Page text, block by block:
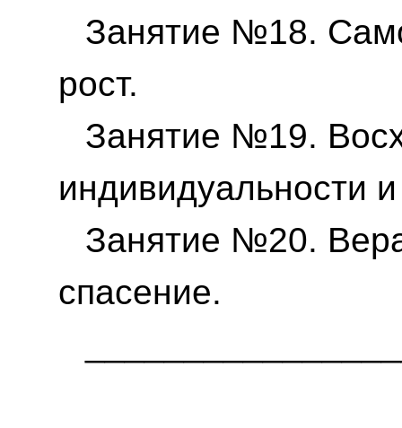
Занятие №18.
рост.
Занятие №19.
индивидуальности
Занятие №20.
спасение.